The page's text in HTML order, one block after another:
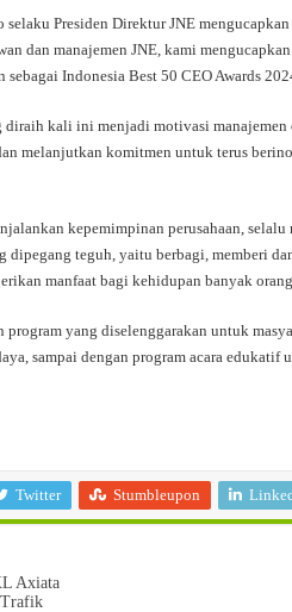
Presiden Direktur JNE
dan manajemen JNE, kami mengucapkan
sebagai Indonesia Best 50 CEO Awards
diraih kali ini menjadi motivasi
melanjutkan komitmen untuk terus
kepemimpinan perusahaan,
dipegang teguh, yaitu berbagi, memberi
manfaat bagi kehidupan banyak
yang diselenggarakan untuk
sampai dengan program acara edukatif
Twitter Stumbleupon
Axiata